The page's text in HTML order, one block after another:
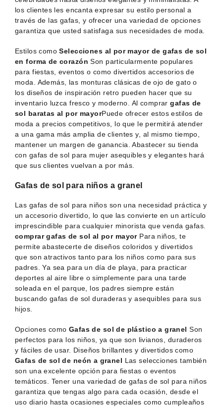
los clientes les encanta expresar su estilo personal a
través de las gafas, y ofrecer una variedad de opciones
garantiza que usted satisfaga sus necesidades de moda.
Estilos comoSelecciones al por mayor de gafas de sol
en forma de corazón Son particularmente populares
para fiestas, eventos o como divertidos accesorios de
moda. Además, las monturas clásicas de ojo de gato o
los diseños de inspiración retro pueden hacer que su
inventario luzca fresco y moderno. Al comprargafas de
sol baratas al por mayorPuede ofrecer estos estilos de
moda a precios competitivos, lo que le permitirá atender
a una gama más amplia de clientes y, al mismo tiempo,
mantener un margen de ganancia. Abastecer su tienda
con gafas de sol para mujer asequibles y elegantes hará
que sus clientes vuelvan a por más.
Gafas de sol para niños a granel
Las gafas de sol para niños son una necesidad práctica y
un accesorio divertido, lo que las convierte en un artículo
imprescindible para cualquier minorista que venda gafas.
comprar gafas de sol al por mayorPara niños, te
permite abastecerte de diseños coloridos y divertidos
que son atractivos tanto para los niños como para sus
padres. Ya sea para un día de playa, para practicar
deportes al aire libre o simplemente para una tarde
soleada en el parque, los padres siempre están
buscando gafas de sol duraderas y asequibles para sus
hijos.
Opciones como Gafas de sol de plástico a granel Son
perfectos para los niños, ya que son livianos, duraderos
y fáciles de usar. Diseños brillantes y divertidos como
Gafas de sol de neón a granel Las selecciones también
son una excelente opción para fiestas o eventos
temáticos. Tener una variedad de gafas de sol para niños
garantiza que tengas algo para cada ocasión, desde el
uso diario hasta ocasiones especiales como cumpleaños